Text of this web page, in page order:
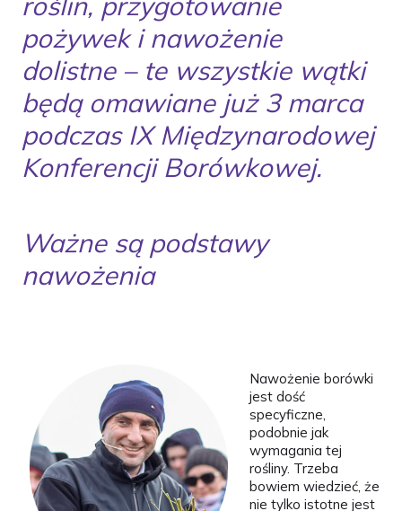
pożywek i nawożenie
dolistne – te wszystkie wątki
będą omawiane już 3 marca
podczas IX Międzynarodowej
Konferencji Borówkowej.
Ważne są podstawy
nawożenia
Nawożenie borówki
jest dość
specyficzne,
podobnie jak
wymagania tej
rośliny. Trzeba
bowiem wiedzieć, że
nie tylko istotne jest